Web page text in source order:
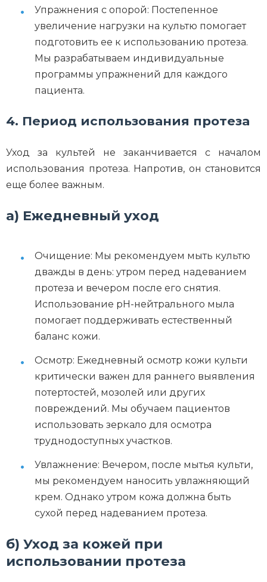
Упражнения с опорой: Постепенное
увеличение нагрузки на культю помогает
подготовить ее к использованию протеза.
Мы разрабатываем индивидуальные
программы упражнений для каждого
пациента.
4. Период использования протеза
Уход за культей не заканчивается с началом
использования протеза. Напротив, он становится
еще более важным.
а) Ежедневный уход
Очищение: Мы рекомендуем мыть культю
дважды в день: утром перед надеванием
протеза и вечером после его снятия.
Использование pH-нейтрального мыла
помогает поддерживать естественный
баланс кожи.
Осмотр: Ежедневный осмотр кожи культи
критически важен для раннего выявления
потертостей, мозолей или других
повреждений. Мы обучаем пациентов
использовать зеркало для осмотра
труднодоступных участков.
Увлажнение: Вечером, после мытья культи,
мы рекомендуем наносить увлажняющий
крем. Однако утром кожа должна быть
сухой перед надеванием протеза.
б) Уход за кожей при
использовании протеза